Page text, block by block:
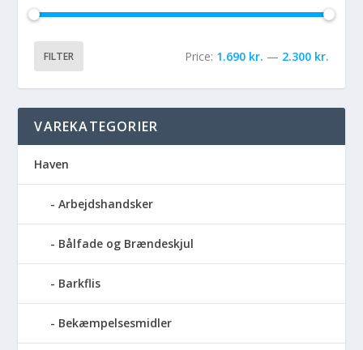
FILTER Price: 1.690 kr. — 2.300 kr.
VAREKATEGORIER
Haven
Arbejdshandsker
Bålfade og Brændeskjul
Barkflis
Bekæmpelsesmidler